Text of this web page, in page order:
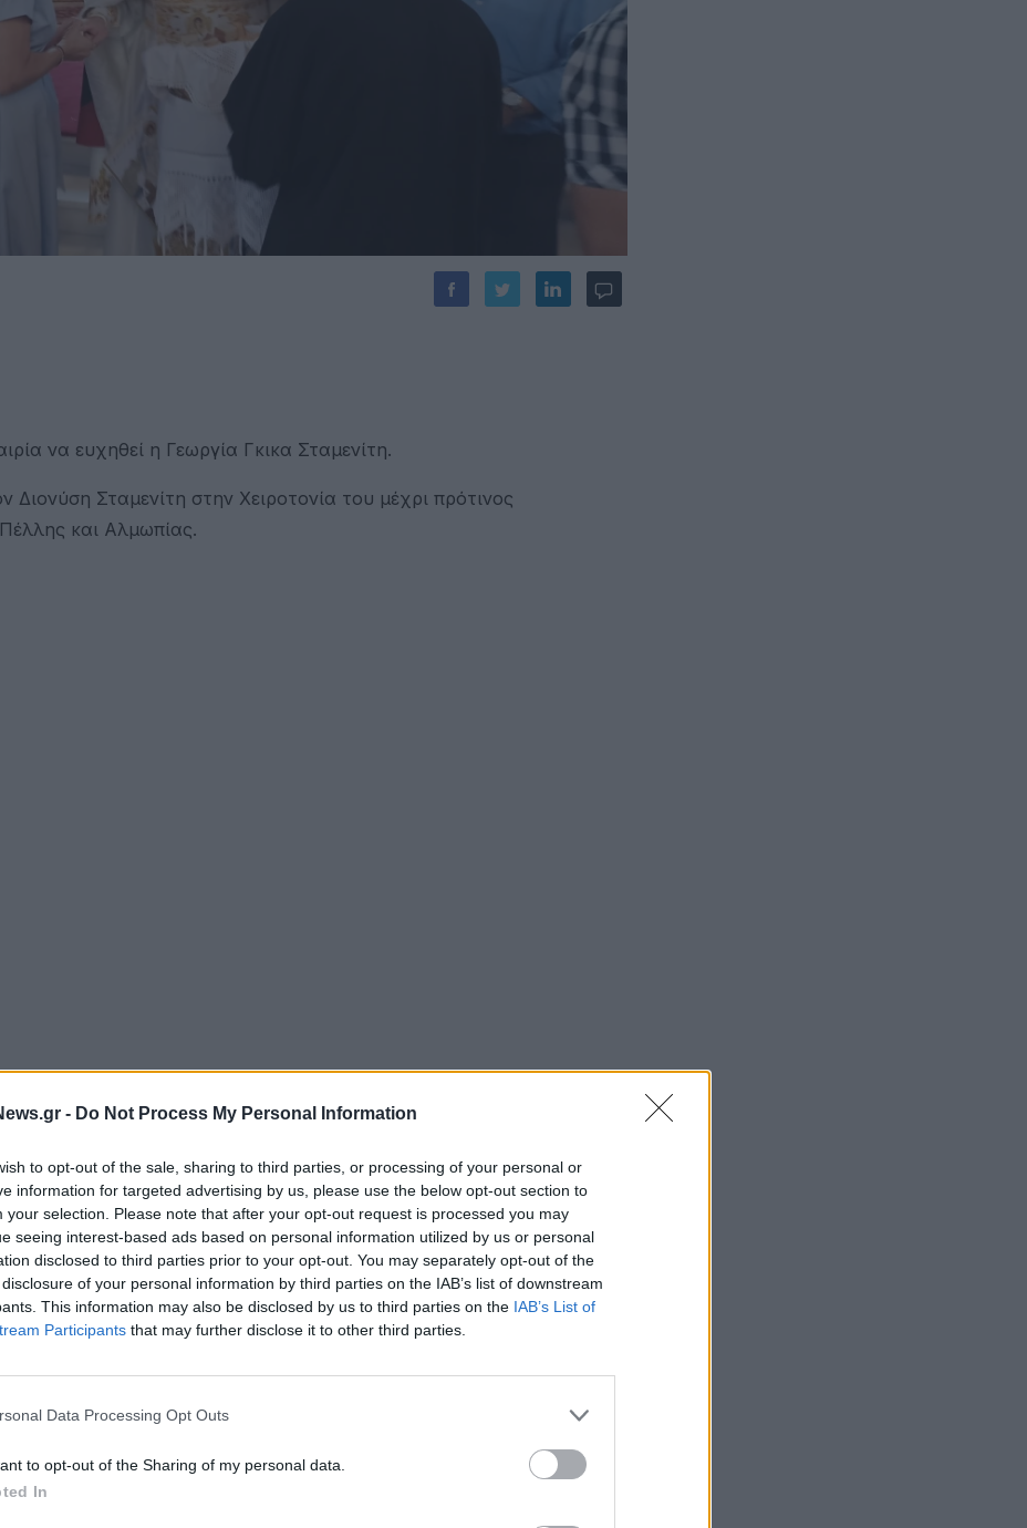
- Do Not Process My Personal Information
to opt-out of the sale, sharing to third parties, or processing of your personal or
information for targeted advertising by us, please use the below opt-out section to
your selection. Please note that after your opt-out request is processed you may
seeing interest-based ads based on personal information utilized by us or personal
disclosed to third parties prior to your opt-out. You may separately opt-out of the
of your personal information by third parties on the IAB’s list of downstream
This information may also be disclosed by us to third parties on the IAB’s List of
Participants that may further disclose it to other third parties.
Data Processing Opt Outs
to opt-out of the Sharing of my personal data.
In
να ευχηθεί η Γεωργία Γκικα Σταμενίτη.
Σταμενίτη στην Χειροτονία του μέχρι πρότινος
και Αλμωπίας.